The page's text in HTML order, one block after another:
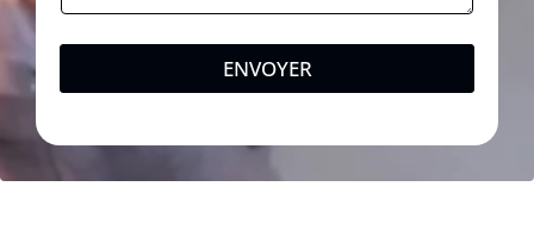
ENVOYER